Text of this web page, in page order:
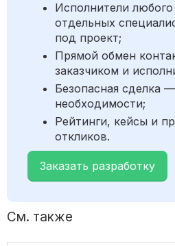
Исполнители
отдельных
под проект;
Прямой обмен
заказчиком и
Безопасная сделка
необходимости;
Рейтинги, кейсы и
откликов.
Заказать разработку
См. также